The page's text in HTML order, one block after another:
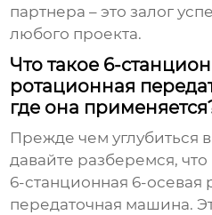
партнера – это залог
любого проекта.
Что такое 6-
ротационная
где она
Прежде чем углубиться
давайте разберемся,
6-станционная 6-осевая
передаточная машина.